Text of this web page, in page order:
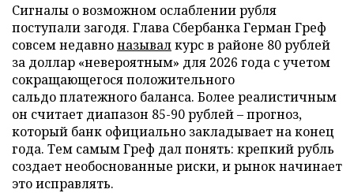
Сигналы о возможном ослаблении рубля
поступали загодя. Глава Сбербанка Герман Греф
совсем недавноназывалкурс в районе 80 рублей
за доллар «невероятным» для 2026 года с учетом
сокращающегося положительного
сальдо платежного баланса. Более реалистичным
он считает диапазон 85-90 рублей – прогноз,
который банк официально закладывает на конец
года. Тем самым Греф дал понять: крепкий рубль
создает необоснованные риски, и рынок начинает
это исправлять.